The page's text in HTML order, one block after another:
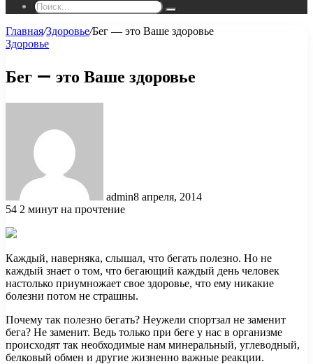
Поиск...
Главная/Здоровье/Бег — это Ваше здоровье
Здоровье
Бег — это Ваше здоровье
admin8 апреля, 2014
54 2 минут на прочтение
Каждый, наверняка, слышал, что бегать полезно. Но не
каждый знает о том, что бегающий каждый день человек
настолько приумножает свое здоровье, что ему никакие
болезни потом не страшны.
Почему так полезно бегать? Неужели спортзал не заменит
бега? Не заменит. Ведь только при беге у нас в организме
происходят так необходимые нам минеральный, углеводный,
белковый обмен и другие жизненно важные реакции.